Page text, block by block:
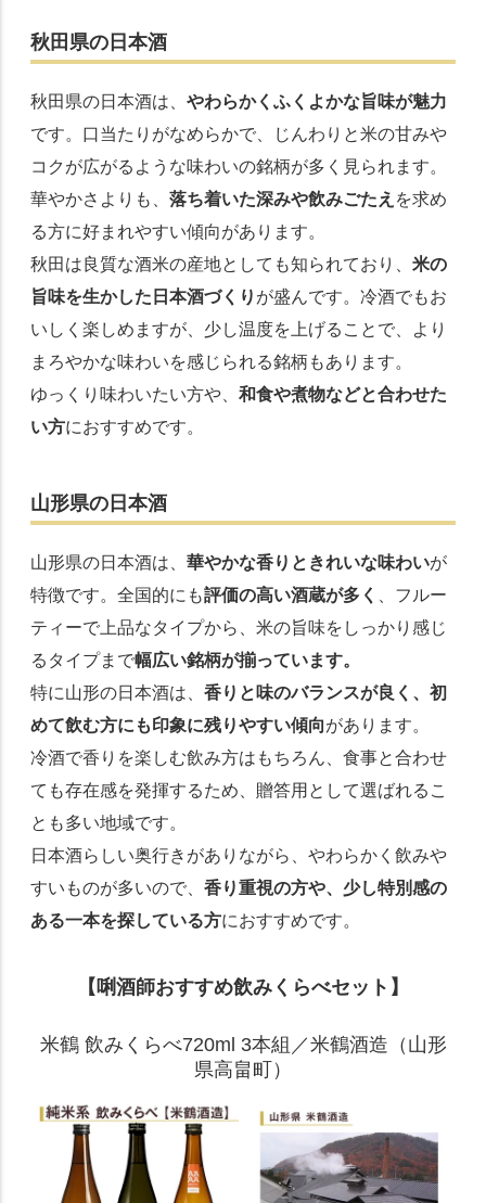
秋田県の日本酒
秋田県の日本酒は、 やわらかくふくよかな旨味が魅力
です。口当たりがなめらかで、じんわりと米の甘みや
コクが広がるような味わいの銘柄が多く見られます。
華やかさよりも、 落ち着いた深みや飲みごたえ を求め
る方に好まれやすい傾向があります。
秋田は良質な酒米の産地としても知られており、 米の
旨味を生かした日本酒づくり が盛んです。冷酒でもお
いしく楽しめますが、少し温度を上げることで、より
まろやかな味わいを感じられる銘柄もあります。
ゆっくり味わいたい方や、 和食や煮物などと合わせた
い方におすすめです。
山形県の日本酒
山形県の日本酒は、 華やかな香りときれいな味わいが
特徴です。全国的にも評価の高い酒蔵が多く
、フルー
ティーで上品なタイプから、米の旨味をしっかり感じ
るタイプまで幅広い銘柄が揃っています。
特に山形の日本酒は、 香りと味のバランスが良く、初
めて飲む方にも印象に残りやすい傾向があります。
冷酒で香りを楽しむ飲み方はもちろん、食事と合わせ
ても存在感を発揮するため、贈答用として選ばれるこ
とも多い地域です。
日本酒らしい奥行きがありながら、やわらかく飲みや
すいものが多いので、 香り重視の方や、少し特別感の
ある一本を探している方におすすめです。
【唎酒師おすすめ飲みくらべセット】
米鶴 飲みくらべ720ml 3本組／米鶴酒造（山形
県高畠町）